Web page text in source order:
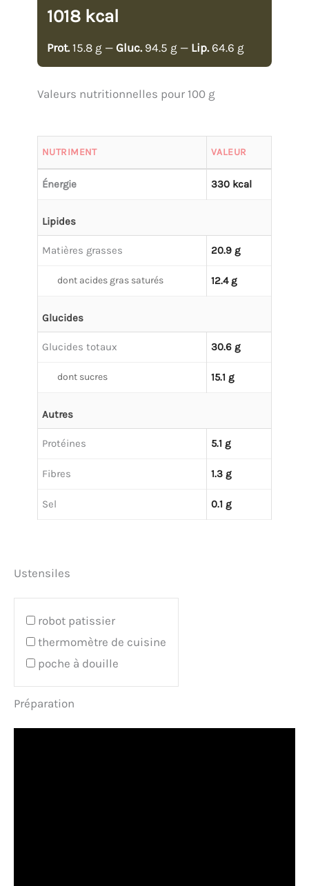
1018 kcal
Prot. 15.8 g — Gluc. 94.5 g — Lip. 64.6 g
Valeurs nutritionnelles pour 100 g
NUTRIMENT VALEUR
Énergie 330 kcal
Lipides
Matières grasses 20.9 g
dont acides gras saturés 12.4 g
Glucides
Glucides totaux 30.6 g
dont sucres 15.1 g
Autres
Protéines 5.1 g
Fibres 1.3 g
Sel 0.1 g
Ustensiles
robot patissier
thermomètre de cuisine
poche à douille
Préparation